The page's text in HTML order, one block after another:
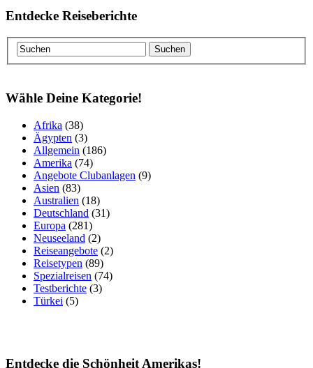
Entdecke Reiseberichte
Wähle Deine Kategorie!
Afrika (38)
Ägypten (3)
Allgemein (186)
Amerika (74)
Angebote Clubanlagen (9)
Asien (83)
Australien (18)
Deutschland (31)
Europa (281)
Neuseeland (2)
Reiseangebote (2)
Reisetypen (89)
Spezialreisen (74)
Testberichte (3)
Türkei (5)
Entdecke die Schönheit Amerikas!